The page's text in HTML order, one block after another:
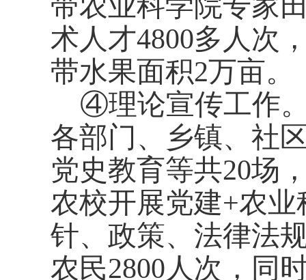
术人才4800多人次
带水果面积2万亩。
④理论宣传工作
各部门、乡镇、社
党史教育等共20场
农校开展党建+农业
针、政策、法律法
农民2800人次，同